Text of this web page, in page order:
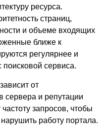
ресурса.
страниц,
и объеме входящих
ближе к
регулярнее и
сервиса.
от
сервера и репутации
запросов, чтобы
работу портала.